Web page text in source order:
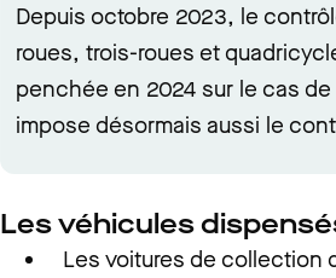
Depuis octobre 2023, le
roues, trois-roues et
penchée en 2024 sur le cas de
impose désormais aussi le
Les véhicules
Les voitures de collection